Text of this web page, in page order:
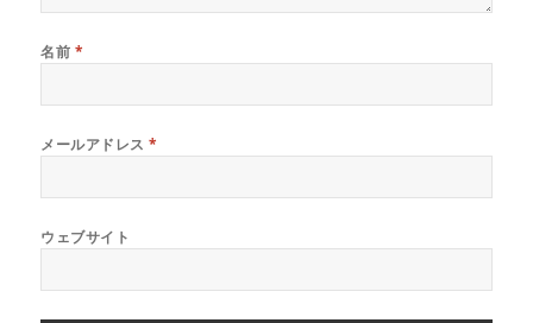
名前 *
メールアドレス*
ウェブサイト